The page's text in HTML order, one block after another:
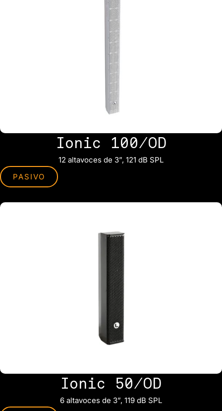
Ionic 100/OD
12 altavoces de 3”, 121 dB SPL
PASIVO
Ionic 50/OD
6 altavoces de 3”, 119 dB SPL